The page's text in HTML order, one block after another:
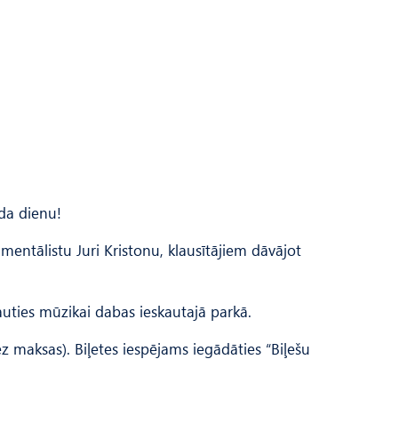
dienu!
Juri Kristonu, klausītājiem dāvājot
mūzikai dabas ieskautajā parkā.
Biļetes iespējams iegādāties “Biļešu